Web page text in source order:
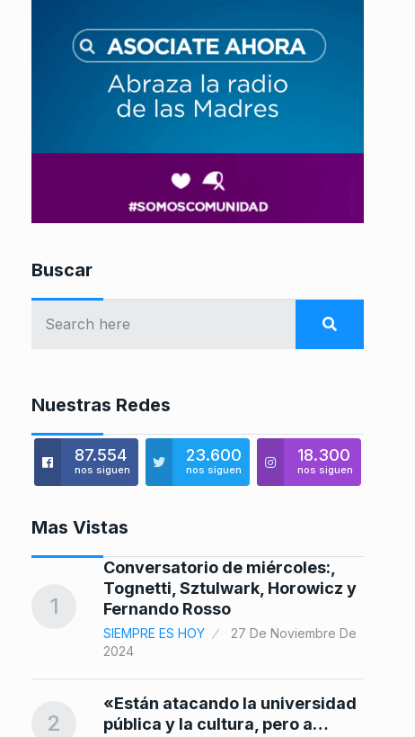
Buscar
Nuestras Redes
87.554
nos siguen
23.600
nos siguen
18.300
nos siguen
Mas Vistas
1
Conversatorio de miércoles:,
Tognetti, Sztulwark, Horowicz y
Fernando Rosso
SIEMPRE ES HOY
27 De Noviembre De
2024
2
«Están atacando la universidad
pública y la cultura, pero a…